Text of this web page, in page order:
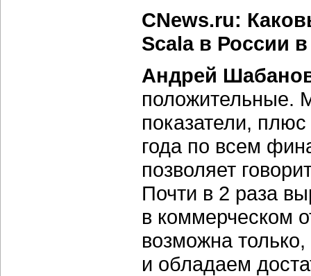
CNews.ru:
Scala в России
Андрей
положительные.
показатели,
года по всем
позволяет
Почти в 2 раза
в коммерческом
возможна
и обладаем